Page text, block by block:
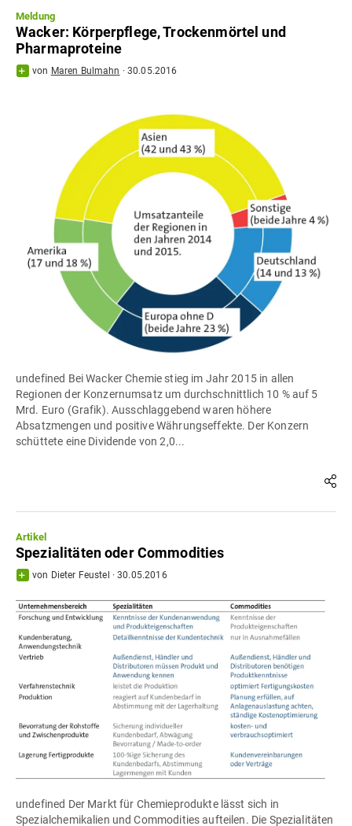
Meldung
Wacker: Körperpflege, Trockenmörtel und
Pharmaproteine
von Maren Bulmahn ·30.05.2016
undefined Bei Wacker Chemie stieg im Jahr 2015 in allen
Regionen der Konzernumsatz um durchschnittlich 10 % auf 5
Mrd. Euro (Grafik). Ausschlaggebend waren höhere
Absatzmengen und positive Währungseffekte. Der Konzern
schüttete eine Dividende von 2,0...
Artikel
Spezialitäten oder Commodities
von Dieter Feustel ·30.05.2016
undefined Der Markt für Chemieprodukte lässt sich in
Spezialchemikalien und Commodities aufteilen. Die Spezialitäten